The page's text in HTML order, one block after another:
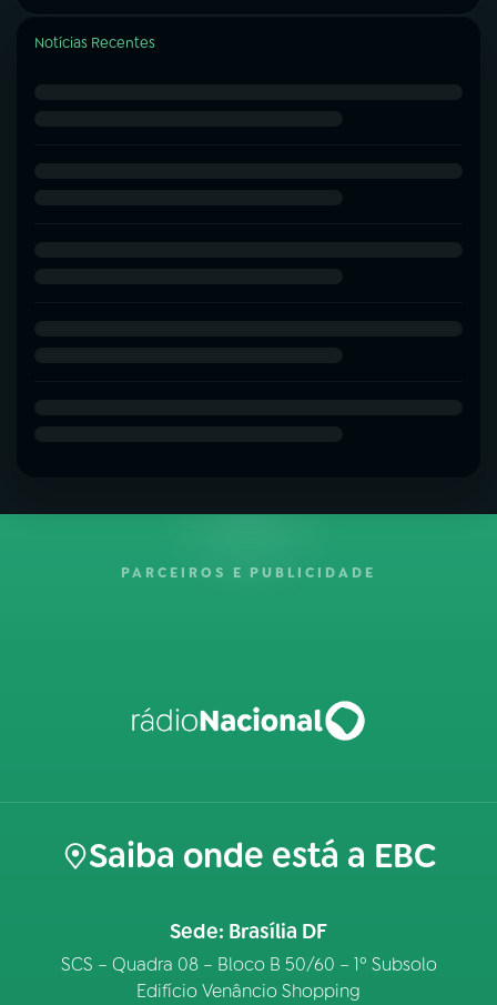
Notícias Recentes
PARCEIROS E PUBLICIDADE
Saiba onde está a EBC
Sede: Brasília DF
SCS – Quadra 08 – Bloco B 50/60 – 1º Subsolo
Edifício Venâncio Shopping